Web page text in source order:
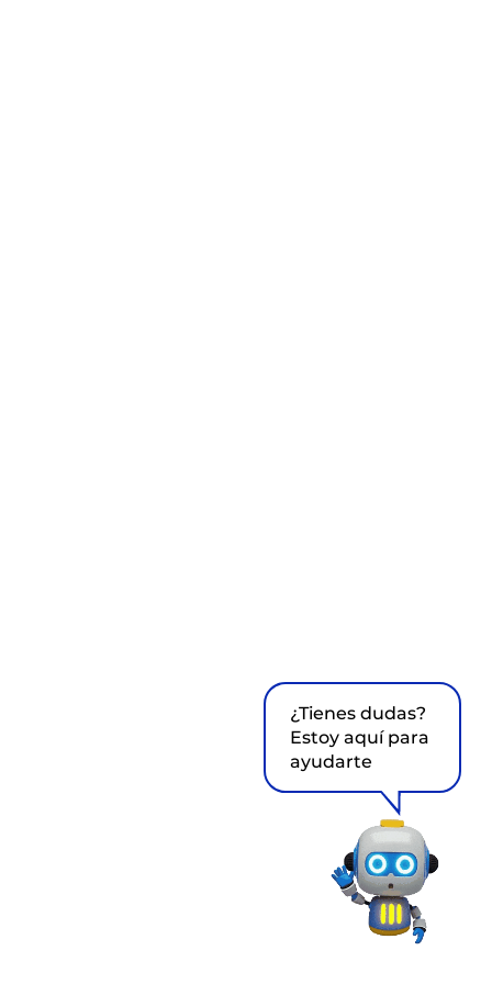
¿Tienes dudas?
Estoy aquí para
ayudarte